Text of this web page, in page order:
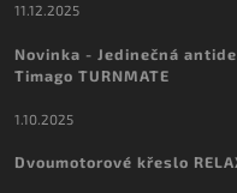
11.12.2025
Novinka - Jedinečná
Timago TURNMATE
1.10.2025
Dvoumotorové křeslo